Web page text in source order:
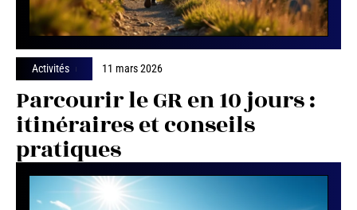
Activités 11 mars 2026
Parcourir le GR en 10 jours :
itinéraires et conseils
pratiques